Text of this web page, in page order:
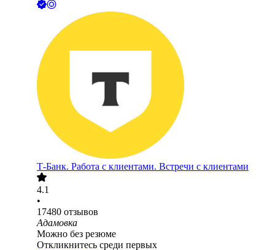
Т-Банк. Работа с клиентами. Встречи с клиентами
4.1
•
17480 отзывов
Адамовка
Можно без резюме
Откликнитесь среди первых